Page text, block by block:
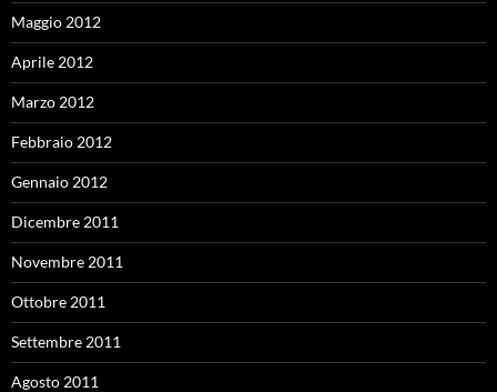
Maggio 2012
Aprile 2012
Marzo 2012
Febbraio 2012
Gennaio 2012
Dicembre 2011
Novembre 2011
Ottobre 2011
Settembre 2011
Agosto 2011